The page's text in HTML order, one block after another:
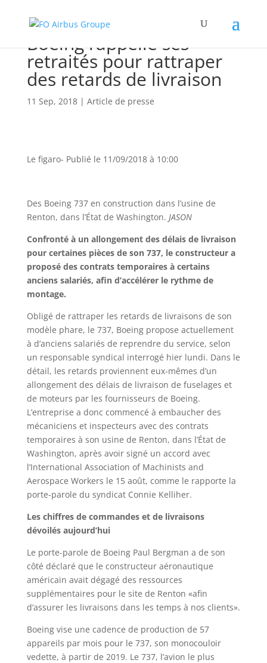
Boeing rappelle ses
retraités pour rattraper
des retards de livraison
11 Sep, 2018| Article de presse
Le figaro- Publié le 11/09/2018 à 10:00
Des Boeing 737 en construction dans l’usine de
Renton, dans l’État de Washington. JASON
Confronté à un allongement des délais de livraison
pour certaines pièces de son 737, le constructeur a
proposé des contrats temporaires à certains
anciens salariés, afin d’accélérer le rythme de
montage.
Obligé de rattraper les retards de livraisons de son
modèle phare, le 737, Boeing propose actuellement
à d’anciens salariés de reprendre du service, selon
un responsable syndical interrogé hier lundi. Dans le
détail, les retards proviennent eux-mêmes d’un
allongement des délais de livraison de fuselages et
de moteurs par les fournisseurs de Boeing.
L’entreprise a donc commencé à embaucher des
mécaniciens et inspecteurs avec des contrats
temporaires à son usine de Renton, dans l’État de
Washington, après avoir signé un accord avec
l’International Association of Machinists and
Aerospace Workers le 15 août, comme le rapporte la
porte-parole du syndicat Connie Kelliher.
Les chiffres de commandes et de livraisons
dévoilés aujourd’hui
Le porte-parole de Boeing Paul Bergman a de son
côté déclaré que le constructeur aéronautique
américain avait dégagé des ressources
supplémentaires pour le site de Renton «afin
d’assurer les livraisons dans les temps à nos clients».
Boeing vise une cadence de production de 57
appareils par mois pour le 737, son monocouloir
vedette, à partir de 2019. Le 737, l’avion le plus